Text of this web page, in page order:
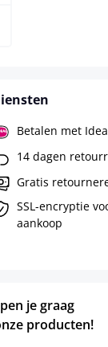
Betalen met
14 dagen
Gratis
SSL-encryptie
aankoop
je graag
producten!